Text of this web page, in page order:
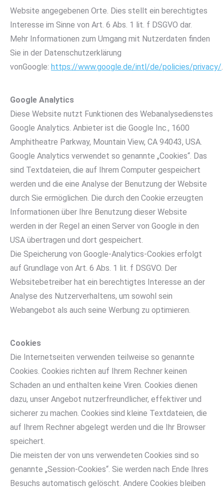
Website angegebenen Orte. Dies stellt ein berechtigtes
Interesse im Sinne von Art. 6 Abs. 1 lit. f DSGVO dar.
Mehr Informationen zum Umgang mit Nutzerdaten finden
Sie in der Datenschutzerklärung
vonGoogle: https://www.google.de/intl/de/policies/privacy/.
Google Analytics
Diese Website nutzt Funktionen des Webanalysedienstes
Google Analytics. Anbieter ist die Google Inc., 1600
Amphitheatre Parkway, Mountain View, CA 94043, USA.
Google Analytics verwendet so genannte „Cookies“. Das
sind Textdateien, die auf Ihrem Computer gespeichert
werden und die eine Analyse der Benutzung der Website
durch Sie ermöglichen. Die durch den Cookie erzeugten
Informationen über Ihre Benutzung dieser Website
werden in der Regel an einen Server von Google in den
USA übertragen und dort gespeichert.
Die Speicherung von Google-Analytics-Cookies erfolgt
auf Grundlage von Art. 6 Abs. 1 lit. f DSGVO. Der
Websitebetreiber hat ein berechtigtes Interesse an der
Analyse des Nutzerverhaltens, um sowohl sein
Webangebot als auch seine Werbung zu optimieren.
Cookies
Die Internetseiten verwenden teilweise so genannte
Cookies. Cookies richten auf Ihrem Rechner keinen
Schaden an und enthalten keine Viren. Cookies dienen
dazu, unser Angebot nutzerfreundlicher, effektiver und
sicherer zu machen. Cookies sind kleine Textdateien, die
auf Ihrem Rechner abgelegt werden und die Ihr Browser
speichert.
Die meisten der von uns verwendeten Cookies sind so
genannte „Session-Cookies“. Sie werden nach Ende Ihres
Besuchs automatisch gelöscht. Andere Cookies bleiben